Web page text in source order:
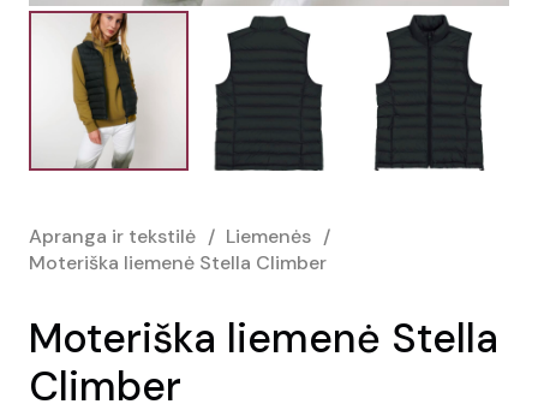
Apranga ir tekstilė / Liemenės /
Moteriška liemenė Stella Climber
Moteriška liemenė Stella
Climber